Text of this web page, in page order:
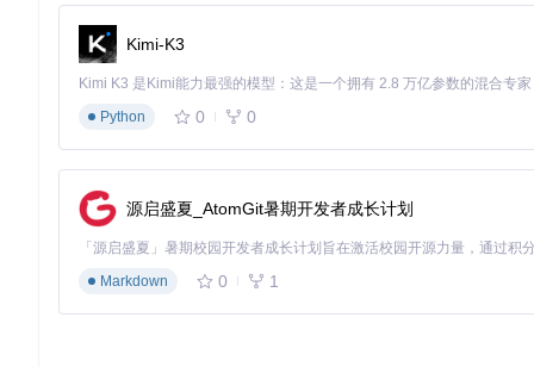
网络设置：配置代理和缓存策略
播放器设置：调整渲染质量和性能平衡
影片参数：设置Flash变量和安全策略
浏览器扩展安装
对于网页端使用，Ruffle提供Chrome和Firefox浏览器扩展，实
从Ruffle官方网站下载扩展文件（.crx或.xpi格式）
在浏览器中启用"开发者模式"
拖拽扩展文件到扩展管理页面完成安装
深度应用：从基础播放到高级功能配置
Kimi-K3
Python 0 0
源启盛夏_AtomGit暑期开发者成长计划
Markdown 0 1